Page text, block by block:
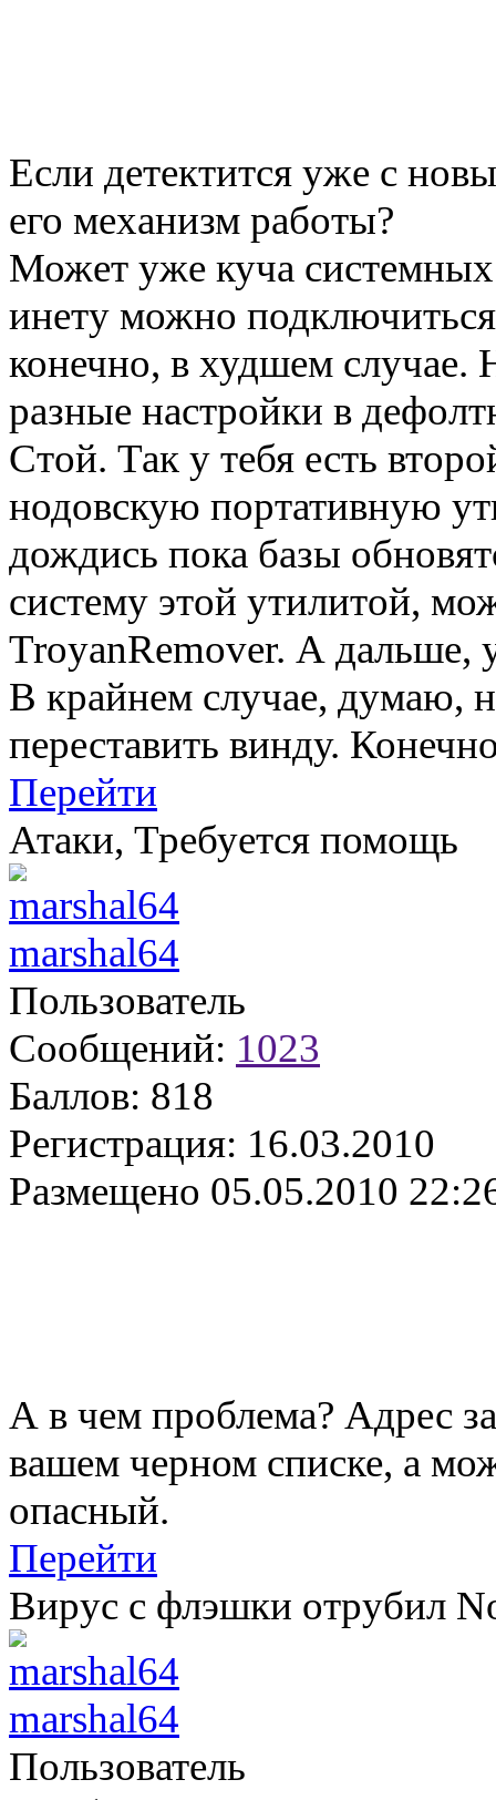
Если детектится уже с
его механизм работы?
Может уже куча
инету можно
конечно, в худшем
разные настройки в
Стой. Так у тебя есть
нодовскую портативную
дождись пока базы
систему этой утилитой,
TroyanRemover. А дальше,
В крайнем случае, думаю,
переставить винду.
Перейти
Атаки, Требуется помощь
marshal64
Пользователь
Сообщений: 1023
Баллов: 818
Регистрация: 16.03.2010
Размещено 05.05.2010
А в чем проблема? Адрес
вашем черном списке, а
опасный.
Перейти
Вирус с флэшки отрубил
marshal64
Пользователь